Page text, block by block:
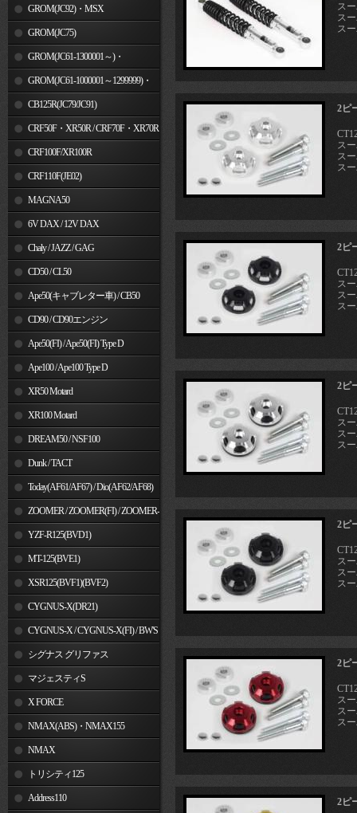
GROM(JC92)・MSX
GROM(MLHJC92)
GROM(JC75)
GROM(JC61-1300001～)・
MSX125SF
GROM(JC61-1000001～1299999)・
MSX125CB125R(JC79/JC91)
CRF50F・XR50R / CRF70F・XR70R
CRF100F/XR100R
CRF110F(JE02)
MAGNA50
6V DAX / 12V DAX
Chaly / JAZZ / GAG
CD50 / CL50
Ape50(キャブレター車) / CB50
CD90 / CD90エンジン
Ape50(FI) / Ape50(FI) Type D
Ape100 / Ape100 Type D
XR50 Motard
XR100 Motard
DREAM50 / NSF100
Dunk / TACT
Today(AF61/AF67) / Dio(AF62/AF68)
ZOOMER / ZOOMER(FI) / ZOOMER-
YZF-R125(BVD1)
MT-125(BVE1)
XSR125(BVF1)(BVF2)
CYGNUS-X(DR21)
CYGNUS-X / CYGNUS-X(FI) / BW'S
125 シグナス グリファス
マジェスティS
X FORCE
NMAX(ABS)・NMAX155
NMAX
トリシティ125
Address110
ス
ス
ス
2ピ
ス
ス
ス
2ピ
ス
ス
ス
2ピ
ス
ス
ス
2ピ
ス
ス
ス
2ピ
ス
ス
ス
2ピ